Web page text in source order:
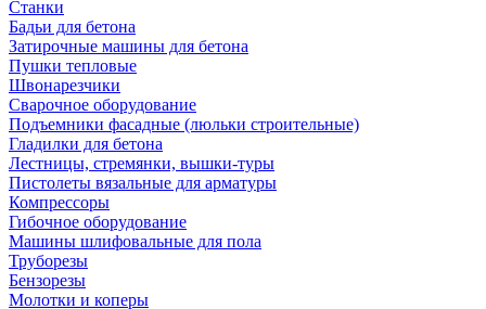
Станки
Бадьи для бетона
Затирочные машины для бетона
Пушки тепловые
Швонарезчики
Сварочное оборудование
Подъемники фасадные (люльки строительные)
Гладилки для бетона
Лестницы, стремянки, вышки-туры
Пистолеты вязальные для арматуры
Компрессоры
Гибочное оборудование
Машины шлифовальные для пола
Труборезы
Бензорезы
Молотки и коперы